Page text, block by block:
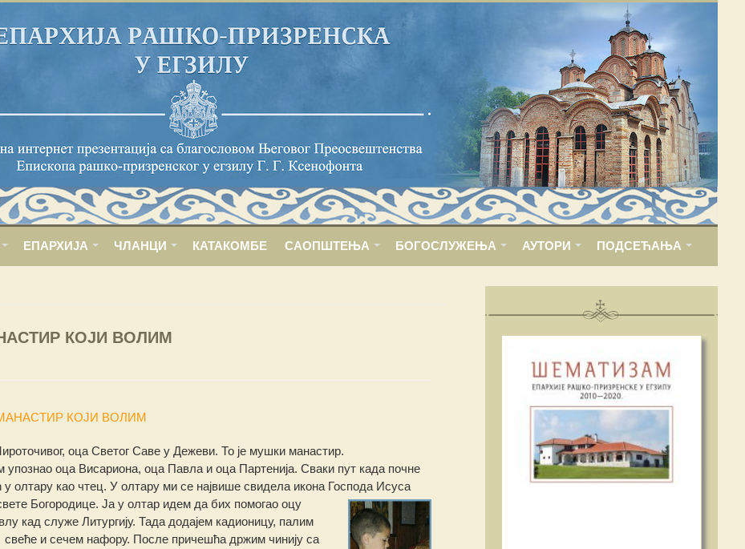
ЕПАРХИЈА ЧЛАНЦИ КАТАКОМБЕ САОПШТЕЊА БОГОСЛУЖЕЊА АУТОРИ ПОДСЕЋАЊА
КОЈИ ВОЛИМ
КОЈИ ВОЛИМ
оца Светог Саве у Дежеви. То је мушки манастир.
упознао оца Висариона, оца Павла и оца Партенија. Сваки пут када почне
у олтару као чтец. У олтару ми се највише свидела икона Господа Исуса
Богородице. Ја у олтар идем да бих помогао оцу
кад служе Литургију. Тада додајем кадионицу, палим
свеће и сечем нафору. После причешћа држим чинију са